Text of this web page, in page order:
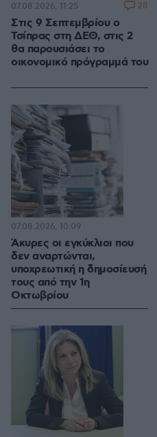
Στις 9 Σεπτεμβρίου ο
Τσίπρας στη ΔΕΘ, στις 2
θα παρουσιάσει το
οικονομικό πρόγραμμά του
07.08.2026, 11:25 28
Άκυρες οι εγκύκλιοι που
δεν αναρτώνται,
υποχρεωτική η δημοσίευσή
τους από την 1η
Οκτωβρίου
07.08.2026, 10:09